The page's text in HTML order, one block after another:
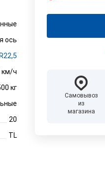
ось
км/ч
кг
20
TL
Самовывоз
из
магазина